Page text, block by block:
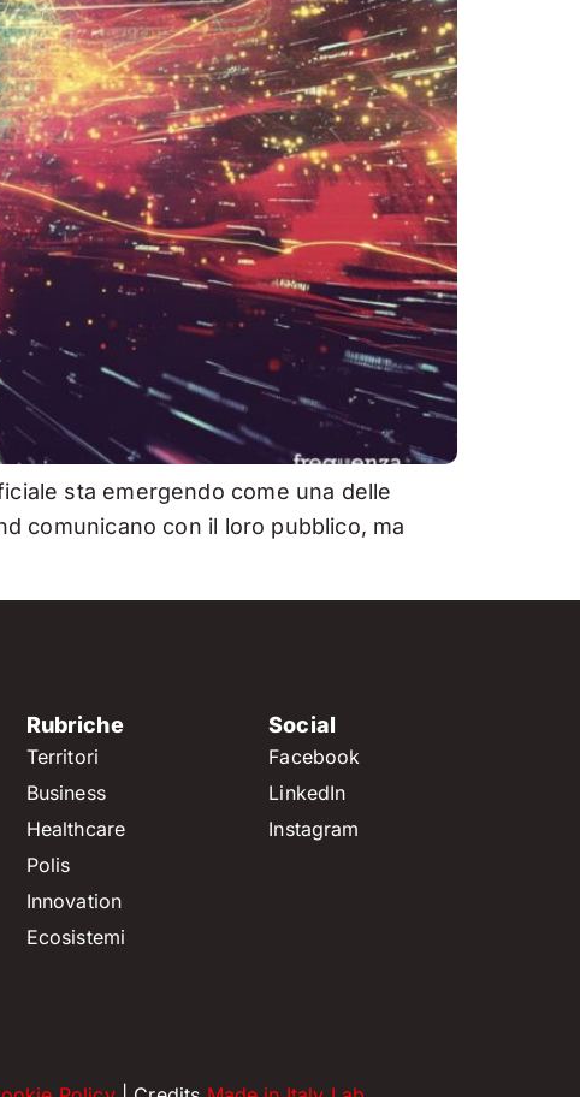
sta emergendo come una delle
comunicano con il loro pubblico, ma
Rubriche
Territori
Business
Healthcare
Polis
Innovation
Ecosistemi
Social
Facebook
LinkedIn
Instagram